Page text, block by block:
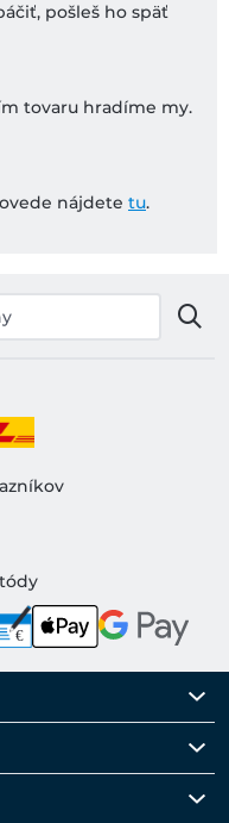
pošleš ho späť
tovaru hradíme my.
nájdete tu.